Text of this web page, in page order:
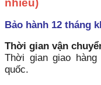
nhiều)
Bảo hành 12 tháng
Thời gian vận
Thời gian giao
quốc.